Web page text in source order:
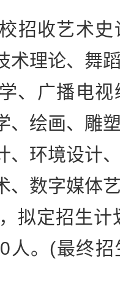
收艺术史
术理论、舞
、广播电
、绘画、雕
、环境设计
、数字媒体
拟定招生
人。(最终